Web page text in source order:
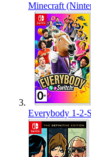
Minecraft
Everybody 1-2-